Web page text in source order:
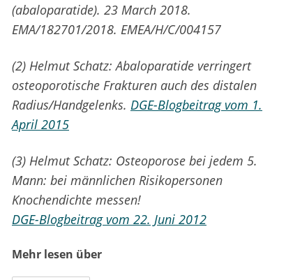
(abaloparatide). 23 March 2018.
EMA/182701/2018. EMEA/H/C/004157
(2) Helmut Schatz: Abaloparatide verringert
osteoporotische Frakturen auch des distalen
Radius/Handgelenks. DGE-Blogbeitrag vom 1.
April 2015
(3) Helmut Schatz: Osteoporose bei jedem 5.
Mann: bei männlichen Risikopersonen
Knochendichte messen!
DGE-Blogbeitrag vom 22. Juni 2012
Mehr lesen über